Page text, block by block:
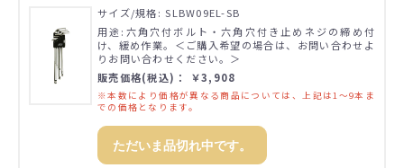
サイズ/規格: SLBW09EL-SB
用途:六角穴付ボルト・六角穴付き止めネジの締め付
け、緩め作業。＜ご購入希望の場合は、お問い合わせよ
りお問い合わせください。＞
販売価格(税込)： ￥3,908
※本数により価格が異なる商品については、上記は1～9本ま
での価格となります。
ただいま品切れ中です。